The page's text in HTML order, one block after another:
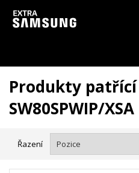
Vzhledem k aktuální situaci se
zpozdit.
Produkty
SW80SPWIP/XSA
Řazení